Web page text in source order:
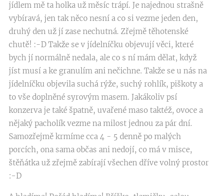
jídlem mě ta holka už měsíc trápí. Je najednou strašně
vybíravá, jen tak něco nesní a co si vezme jeden den,
druhý den už jí zase nechutná. Zřejmě těhotenské
chutě! :-D Takže se v jídelníčku objevují věci, které
bych jí normálně nedala, ale co s ní mám dělat, když
jíst musí a ke granulím ani nečichne. Takže se u nás na
jídelníčku objevila suchá rýže, suchý rohlík, piškoty a
to vše doplněné syrovým masem. Jakákoliv psí
konzerva je také špatně, uvařené maso taktéž, ovoce a
nějaký pacholík vezme na milost jednou za pár dní.
Samozřejmě krmíme cca 4 - 5 denně po malých
porcích, ona sama občas ani nedojí, co má v misce,
štěňátka už zřejmě zabírají všechen dříve volný prostor
:-D